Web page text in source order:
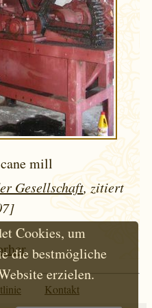
mill
Gesellschaft, zitiert
Kontakt
Cookies, um
die bestmögliche
erzielen.